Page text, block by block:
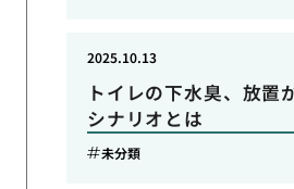
トイレの下水臭、放置
シナリオとは
2025.10.13
未分類